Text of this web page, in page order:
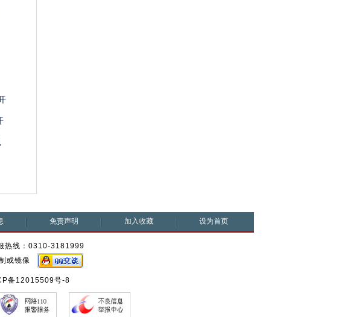
免责声明 加入收藏 设为首页
热线：0310-3181999
或镜像
备12015509号-8